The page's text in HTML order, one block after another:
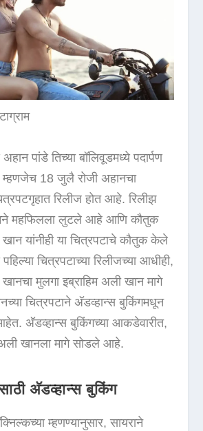
पांडे तिच्या बॉलिवूडमध्ये पदार्पण
म्हणजेच 18 जुलै रोजी अहानचा
रिलीज होत आहे. रिलीझ
महफिलला लुटले आहे आणि कौतुक
यांनीही या चित्रपटाचे कौतुक केले
चित्रपटाच्या रिलीजच्या आधीही,
मुलगा इब्राहिम अली खान मागे
चित्रपटाने अ‍ॅडव्हान्स बुकिंगमधून
अ‍ॅडव्हान्स बुकिंगच्या आकडेवारीत,
खानला मागे सोडले आहे.
अ‍ॅडव्हान्स बुकिंग
म्हणण्यानुसार, सायराने